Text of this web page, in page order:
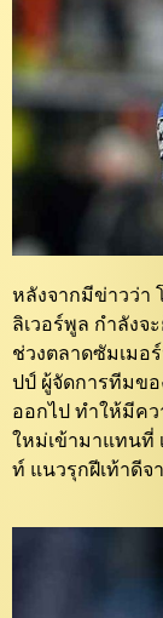
หลังจากมีข่าวว่า
ลิเวอร์พูล กำลัง
ช่วงตลาดซัมเมอ
ปป์ ผู้จัดการทีมข
ออกไป ทำให้มีคว
ใหม่เข้ามาแทนที่
ท์ แนวรุกฝีเท้าดี